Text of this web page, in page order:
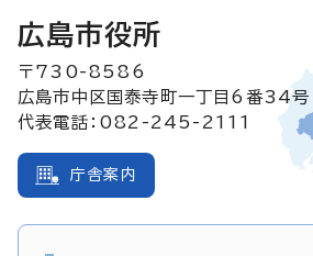
広島市役所
〒730-8586
広島市中区国泰寺町一丁目6番34号
代表電話：082-245-2111
庁舎案内